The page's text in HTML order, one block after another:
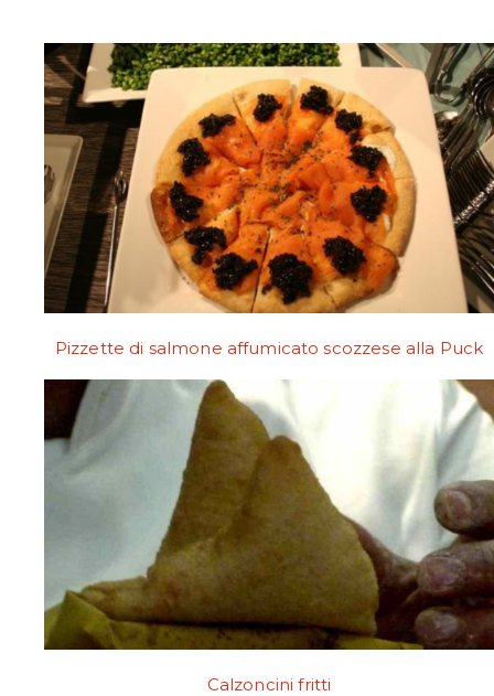
Pizzette di salmone affumicato scozzese alla Puck
Calzoncini fritti